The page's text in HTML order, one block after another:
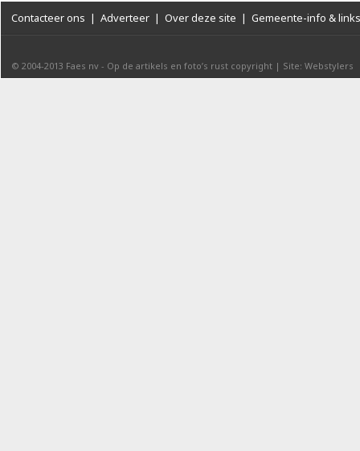
Contacteer ons | Adverteer | Over deze site | Gemeente-info & links
© 2004-2013 Faes nv - Op de artikels en foto’s rust copyright | Site: Webstylers